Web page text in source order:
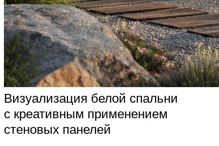
Визуализация белой спальни
с креативным применением
стеновых панелей